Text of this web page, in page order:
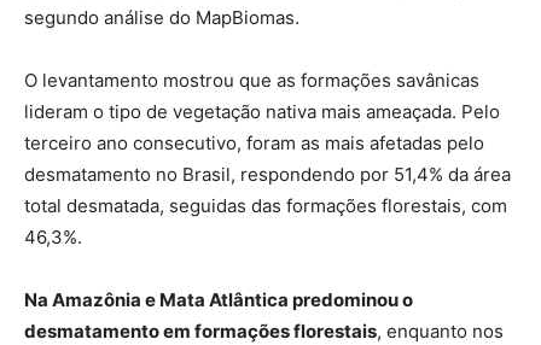
segundo análise do MapBiomas.
O levantamento mostrou que as formações savânicas
lideram o tipo de vegetação nativa mais ameaçada. Pelo
terceiro ano consecutivo, foram as mais afetadas pelo
desmatamento no Brasil, respondendo por 51,4% da área
total desmatada, seguidas das formações florestais, com
46,3%.
Na Amazônia e Mata Atlântica predominou o
desmatamento em formações florestais, enquanto nos